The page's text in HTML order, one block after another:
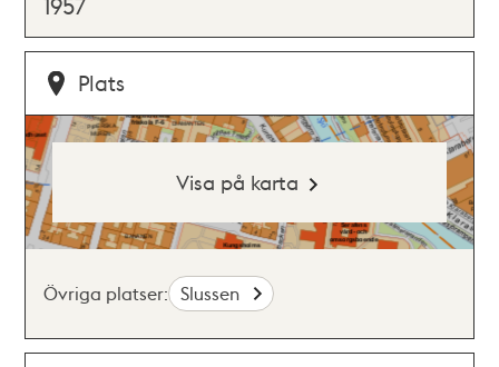
Plats
Visa på karta
Övriga platser: Slussen